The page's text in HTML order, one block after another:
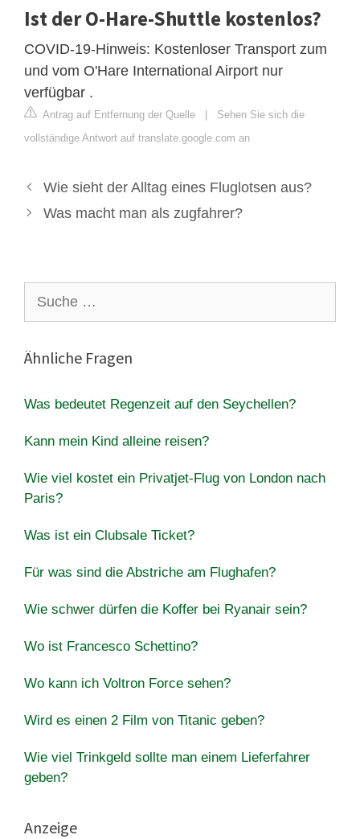
Ist der O-Hare-Shuttle kostenlos?
COVID-19-Hinweis: Kostenloser Transport zum
und vom O'Hare International Airport nur
verfügbar .
Antrag auf Entfernung der Quelle | Sehen Sie sich die
vollständige Antwort auf translate.google.com an
Wie sieht der Alltag eines Fluglotsen aus?
Was macht man als zugfahrer?
nach:
Ähnliche Fragen
Was bedeutet Regenzeit auf den Seychellen?
Kann mein Kind alleine reisen?
Wie viel kostet ein Privatjet-Flug von London nach
Paris?
Was ist ein Clubsale Ticket?
Für was sind die Abstriche am Flughafen?
Wie schwer dürfen die Koffer bei Ryanair sein?
Wo ist Francesco Schettino?
Wo kann ich Voltron Force sehen?
Wird es einen 2 Film von Titanic geben?
Wie viel Trinkgeld sollte man einem Lieferfahrer
geben?
Anzeige